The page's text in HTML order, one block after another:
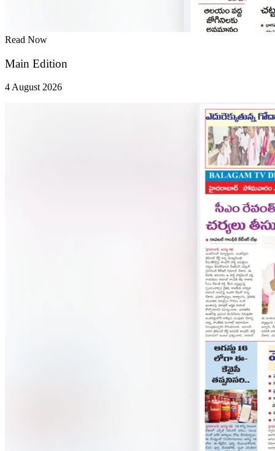
Read Now
Main Edition
4 August 2026